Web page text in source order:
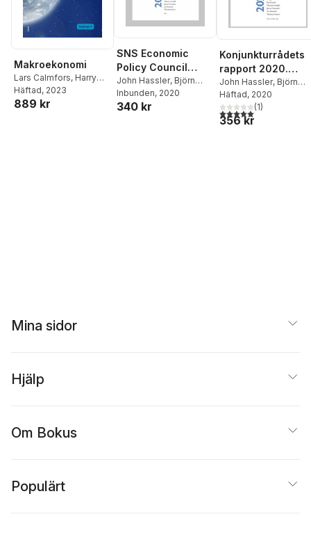
Makroekonomi
Lars Calmfors, Harry
Flam,John Hassler
Krusell
Häftad, 2023
889 kr
SNS Economic
Policy Council
Report 2020 :
Swedish Policy for
Global Climate
John Hassler, Björn
Carlén,Jonas Eliasson
Filip Johnsson
Inbunden, 2020
340 kr
Konjunkturrådets
rapport 2020.
Svensk politik för
globalt klimat
John Hassler, Björn
Carlén, Jonas Eliasson
Filip Johnsson
Krusell,Therese
Häftad, 2020
5,0utav 5 stjärnor.
(1)
356 kr
Mina sidor
Hjälp
Om Bokus
Populärt